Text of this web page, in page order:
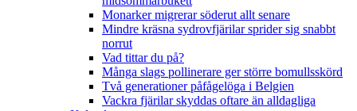
Monarker migrerar söderut allt senare
Mindre kräsna sydrovfjärilar sprider sig snabbt
norrut
Vad tittar du på?
Många slags pollinerare ger större bomullsskörd
Två generationer påfågelöga i Belgien
Vackra fjärilar skyddas oftare än alldagliga